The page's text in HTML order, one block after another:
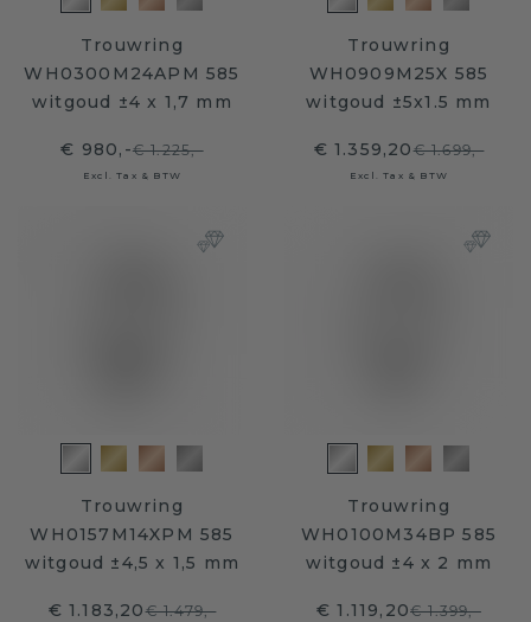
Trouwring
WH0300M24APM 585
witgoud ±4 x 1,7 mm
€ 980,-€ 1.225,-
Excl. Tax & BTW
Trouwring
WH0909M25X 585
witgoud ±5x1.5 mm
€ 1.359,20€ 1.699,-
Excl. Tax & BTW
Trouwring
WH0157M14XPM 585
witgoud ±4,5 x 1,5 mm
€ 1.183,20€ 1.479,-
Trouwring
WH0100M34BP 585
witgoud ±4 x 2 mm
€ 1.119,20€ 1.399,-